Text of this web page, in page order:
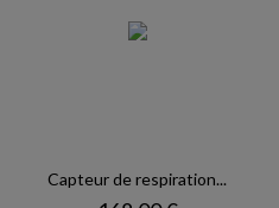
Capteur de respiration...